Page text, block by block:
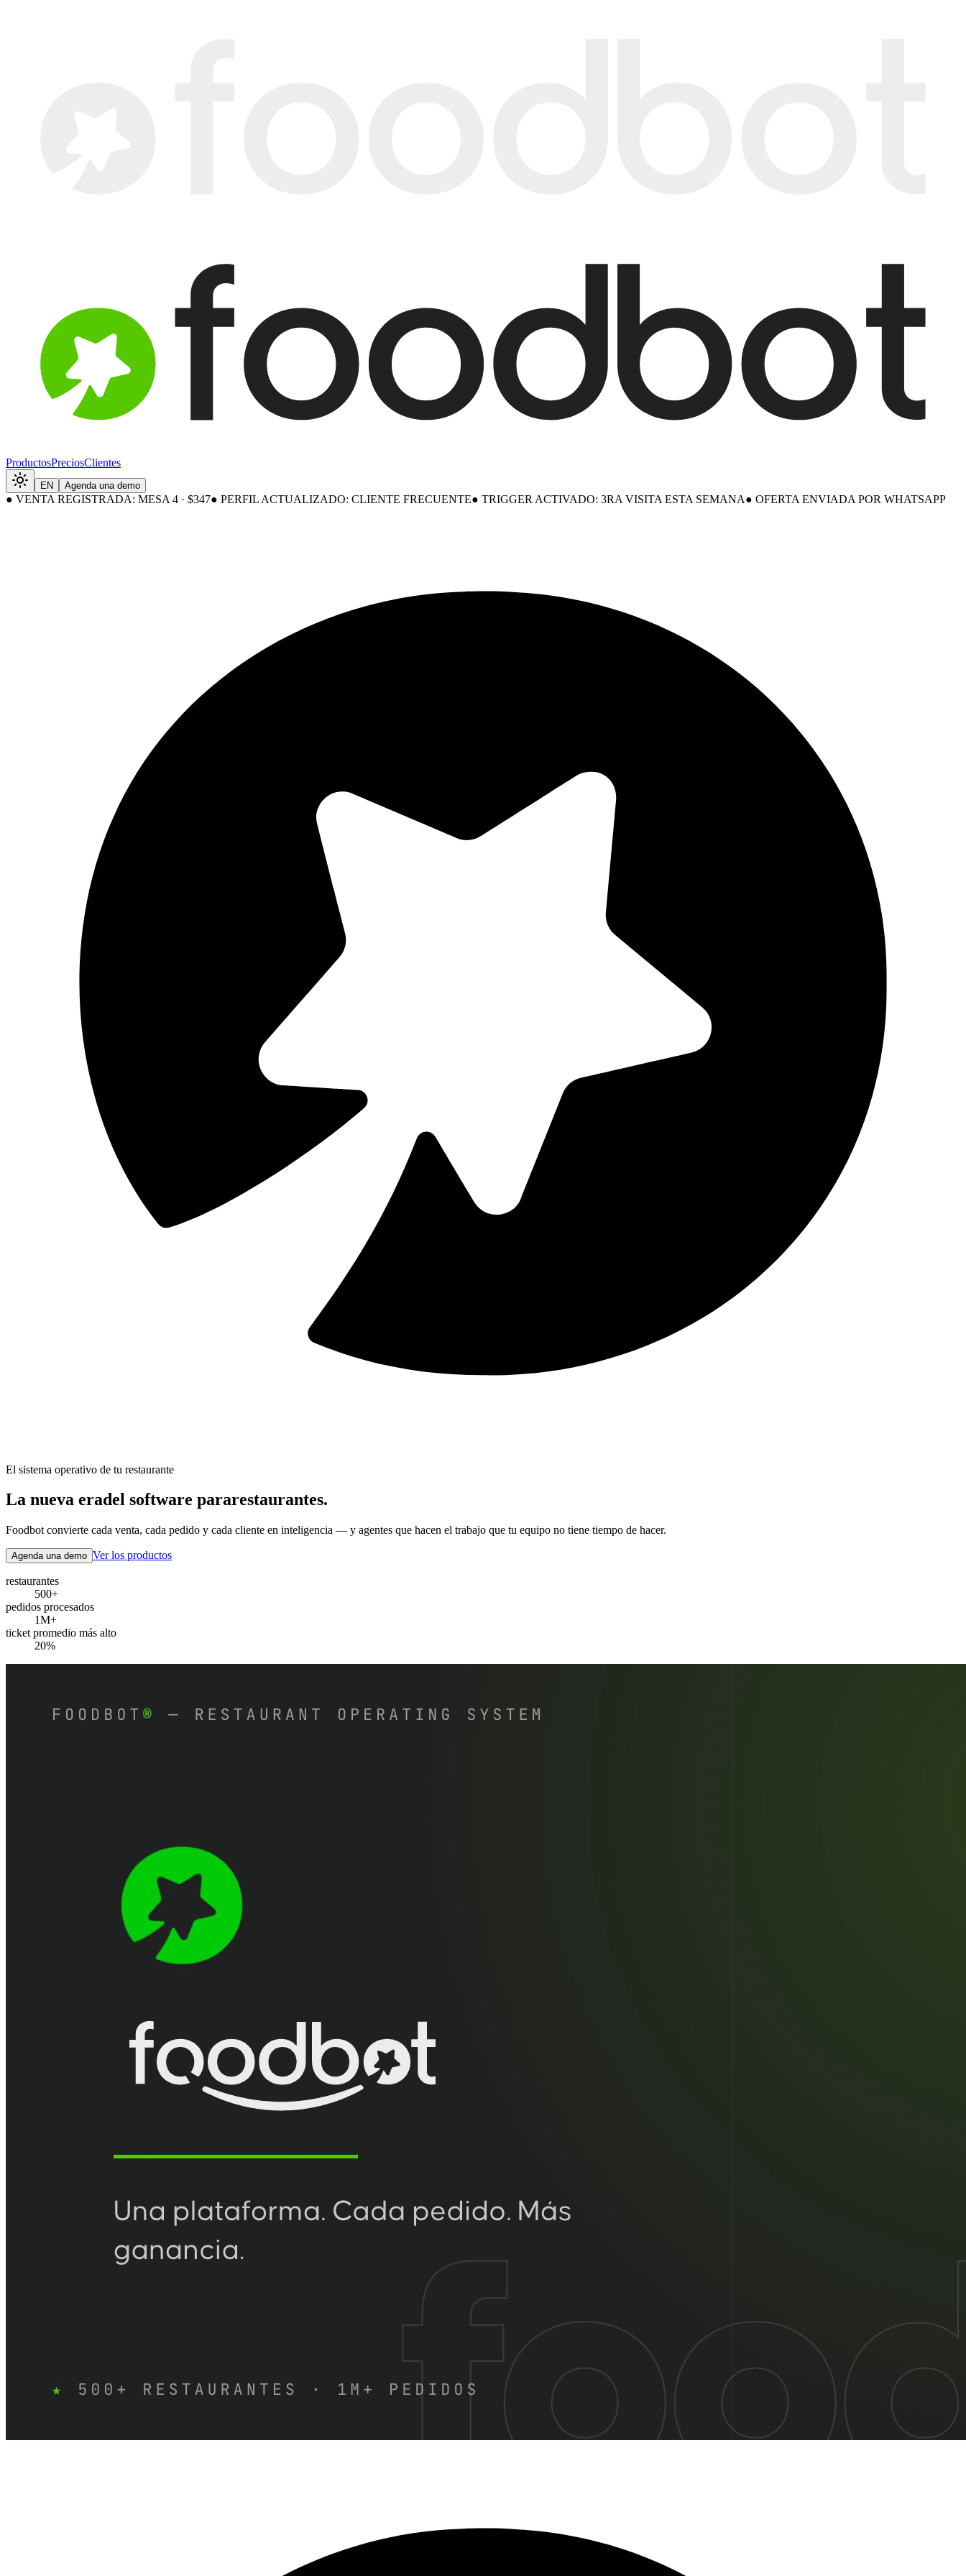
ProductosPreciosClientes
EN Agenda una demo
● VENTA REGISTRADA: MESA 4 · $347● PERFIL ACTUALIZADO: CLIENTE FRECUENTE● TRIGGER ACTIVADO: 3RA VISITA ESTA SEMANA● OFERTA ENVIADA POR WHATSAPP
El sistema operativo de tu restaurante
La nueva eradel software pararestaurantes.
Foodbot convierte cada venta, cada pedido y cada cliente en inteligencia — y agentes que hacen el trabajo que tu equipo no tiene tiempo de hacer.
Agenda una demo Ver los productos
restaurantes
500+
pedidos procesados
1M+
ticket promedio más alto
20%